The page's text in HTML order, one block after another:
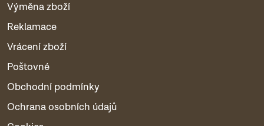
Výměna zboží
Reklamace
Vrácení zboží
Poštovné
Obchodní podmínky
Ochrana osobních údajů